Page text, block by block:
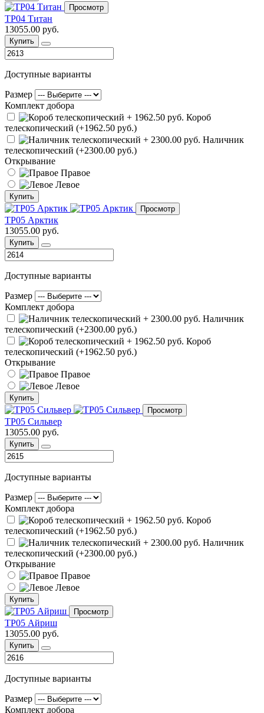
Просмотр
ТР04 Титан
13055.00 руб.
Купить
Доступные варианты
Размер
Комплект добора
Короб
телескопический (+1962.50 руб.)
Наличник
телескопический (+2300.00 руб.)
Открывание
Правое
Левое
Купить
Просмотр
ТР05 Арктик
13055.00 руб.
Купить
Доступные варианты
Размер
Комплект добора
Наличник
телескопический (+2300.00 руб.)
Короб
телескопический (+1962.50 руб.)
Открывание
Правое
Левое
Купить
Просмотр
ТР05 Сильвер
13055.00 руб.
Купить
Доступные варианты
Размер
Комплект добора
Короб
телескопический (+1962.50 руб.)
Наличник
телескопический (+2300.00 руб.)
Открывание
Правое
Левое
Купить
Просмотр
ТР05 Айриш
13055.00 руб.
Купить
Доступные варианты
Размер
Комплект добора